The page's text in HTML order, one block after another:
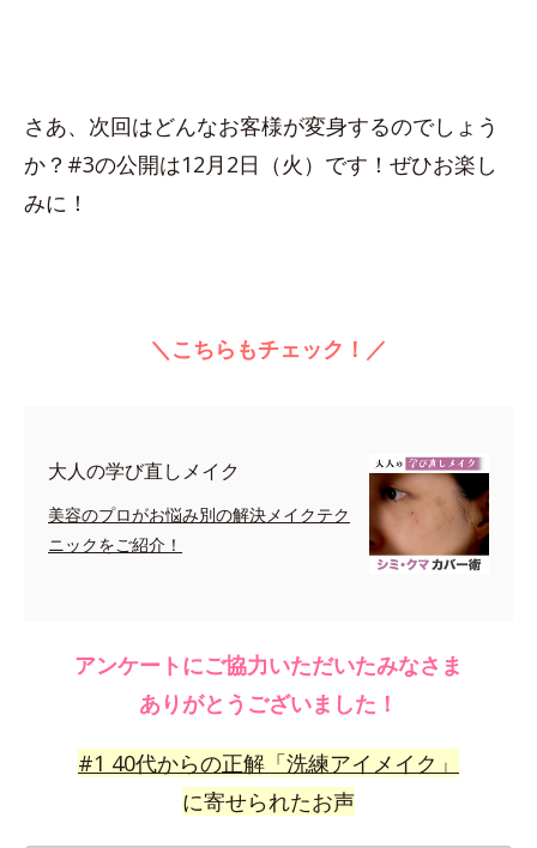
さあ、次回はどんなお客様が変身するのでしょう
か？#3の公開は12月2日（火）です！ぜひお楽し
みに！
＼こちらもチェック！／
大人の学び直しメイク
美容のプロがお悩み別の解決メイクテク
ニックをご紹介！
アンケートにご協力いただいたみなさま
ありがとうございました！
#1 40代からの正解「洗練アイメイク」
に寄せられたお声